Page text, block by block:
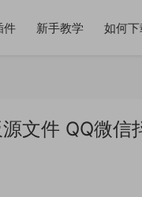
件 新手教学 如何下
文件 QQ微信